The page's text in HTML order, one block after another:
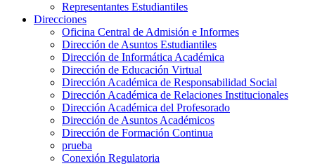
Representantes Estudiantiles
Direcciones
Oficina Central de Admisión e Informes
Dirección de Asuntos Estudiantiles
Dirección de Informática Académica
Dirección de Educación Virtual
Dirección Académica de Responsabilidad Social
Dirección Académica de Relaciones Institucionales
Dirección Académica del Profesorado
Dirección de Asuntos Académicos
Dirección de Formación Continua
prueba
Conexión Regulatoria